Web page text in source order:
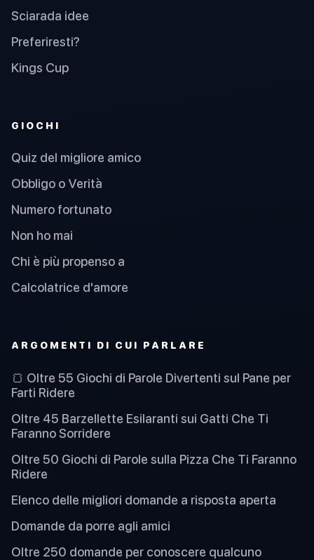
Sciarada idee
Preferiresti?
Kings Cup
GIOCHI
Quiz del migliore amico
Obbligo o Verità
Numero fortunato
Non ho mai
Chi è più propenso a
Calcolatrice d'amore
ARGOMENTI DI CUI PARLARE
🍞 Oltre 55 Giochi di Parole Divertenti sul Pane per
Farti Ridere
Oltre 45 Barzellette Esilaranti sui Gatti Che Ti
Faranno Sorridere
Oltre 50 Giochi di Parole sulla Pizza Che Ti Faranno
Ridere
Elenco delle migliori domande a risposta aperta
Domande da porre agli amici
Oltre 250 domande per conoscere qualcuno